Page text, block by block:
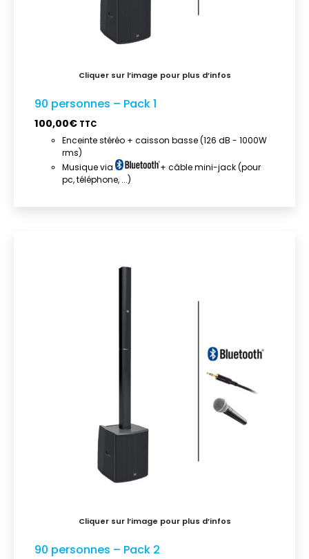
90 personnes – Pack 1
100,00€ TTC
Enceinte stéréo + caisson basse (126 dB - 1000W
rms)
Musique via
+ câble mini-jack (pour
pc, téléphone, ...)
90 personnes – Pack 2